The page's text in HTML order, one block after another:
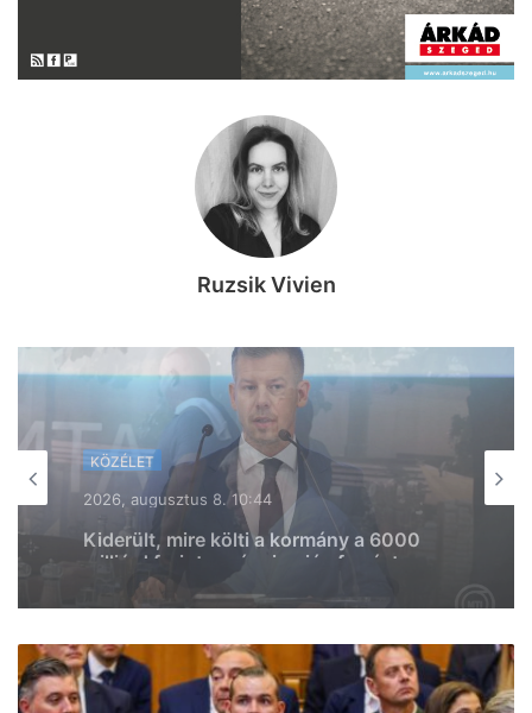
Ruzsik Vivien
KÖZÉLET
2026, augusztus 7. 19:39
Lazul a volt miniszterelnök: Orbán
Viktor felbukkant a szerbiai
trombitafesztiválon, sörözött és
KÖZÉLET
2026, augusztus 7. 18:36
Ismét Mészáros érdekeltségű cég nyert
közbeszerzést, Vitézy Dávid is
megszólalt az ügyben